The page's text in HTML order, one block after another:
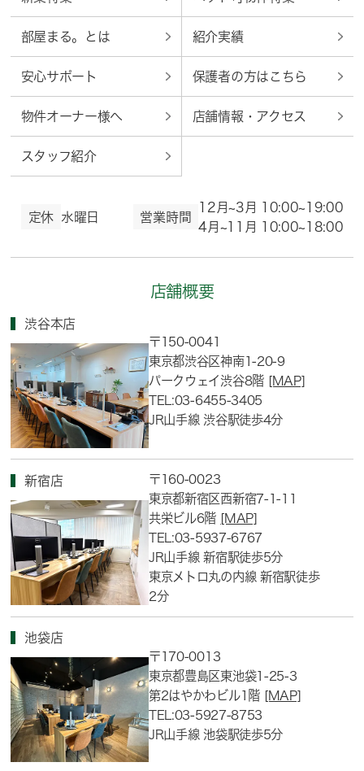
部屋まる。とは 紹介実績
安心サポート 保護者の方はこちら
物件オーナー様へ 店舗情報・アクセス
スタッフ紹介
定休 水曜日 営業時間
12月~3月 10:00~19:00
4月~11月 10:00~18:00
店舗概要
渋谷本店
〒150-0041
東京都渋谷区神南1-20-9
パークウェイ渋谷8階 [MAP]
TEL:03-6455-3405
JR山手線 渋谷駅徒歩4分
新宿店
〒160-0023
東京都新宿区西新宿7-1-11
共栄ビル6階 [MAP]
TEL:03-5937-6767
JR山手線 新宿駅徒歩5分
東京メトロ丸の内線 新宿駅徒歩
2分
池袋店
〒170-0013
東京都豊島区東池袋1-25-3
第2はやかわビル1階 [MAP]
TEL:03-5927-8753
JR山手線 池袋駅徒歩5分